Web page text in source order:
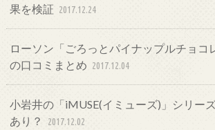
果を検証 2017.12.24
ローソン「ごろっとパイナップルチョコ
の口コミまとめ 2017.12.04
小岩井の「iMUSE(イミューズ)」シリー
あり？
2017.12.02